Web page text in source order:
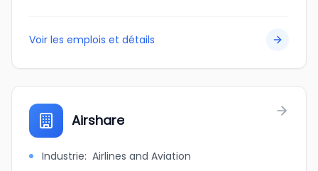
Voir les emplois et détails
Airshare
Industrie: Airlines and Aviation